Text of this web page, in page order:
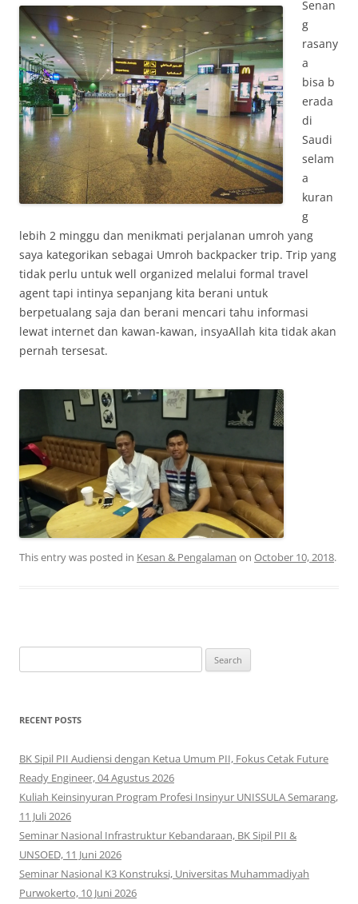
Senan
g
rasany
a
bisa b
erada
di
Saudi
selam
a
kuran
g
lebih 2 minggu dan menikmati perjalanan umroh yang
saya kategorikan sebagai Umroh backpacker trip. Trip yang
tidak perlu untuk well organized melalui formal travel
agent tapi intinya sepanjang kita berani untuk
berpetualang saja dan berani mencari tahu informasi
lewat internet dan kawan-kawan, insyaAllah kita tidak akan
pernah tersesat.
This entry was posted in Kesan & Pengalaman on October 10, 2018.
for:
RECENT POSTS
BK Sipil PII Audiensi dengan Ketua Umum PII, Fokus Cetak Future
Ready Engineer, 04 Agustus 2026
Kuliah Keinsinyuran Program Profesi Insinyur UNISSULA Semarang,
11 Juli 2026
Seminar Nasional Infrastruktur Kebandaraan, BK Sipil PII &
UNSOED, 11 Juni 2026
Seminar Nasional K3 Konstruksi, Universitas Muhammadiyah
Purwokerto, 10 Juni 2026